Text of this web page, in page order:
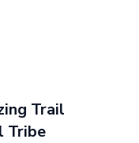
Trail
Tribe